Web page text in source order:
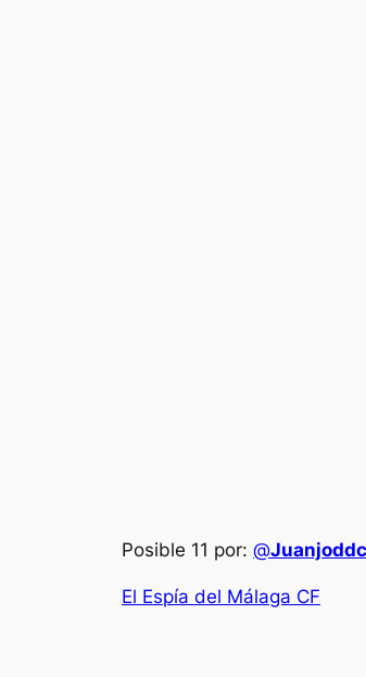
Posible 11 por: @Juanjoddc
El Espía del Málaga CF